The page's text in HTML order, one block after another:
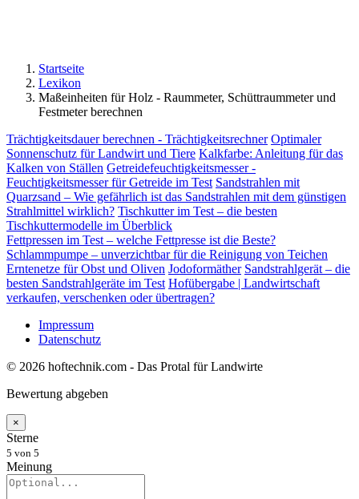
Startseite
Lexikon
Maßeinheiten für Holz - Raummeter, Schüttraummeter und
Festmeter berechnen
Trächtigkeitsdauer berechnen - Trächtigkeitsrechner Optimaler
Sonnenschutz für Landwirt und Tiere Kalkfarbe: Anleitung für das
Kalken von Ställen Getreidefeuchtigkeitsmesser -
Feuchtigkeitsmesser für Getreide im Test Sandstrahlen mit
Quarzsand – Wie gefährlich ist das Sandstrahlen mit dem günstigen
Strahlmittel wirklich? Tischkutter im Test – die besten
Tischkuttermodelle im Überblick
Fettpressen im Test – welche Fettpresse ist die Beste?
Schlammpumpe – unverzichtbar für die Reinigung von Teichen
Erntenetze für Obst und Oliven Jodoformäther Sandstrahlgerät – die
besten Sandstrahlgeräte im Test Hofübergabe | Landwirtschaft
verkaufen, verschenken oder übertragen?
Impressum
Datenschutz
© 2026 hoftechnik.com - Das Protal für Landwirte
Bewertung abgeben
×
Sterne
5 von 5
Meinung